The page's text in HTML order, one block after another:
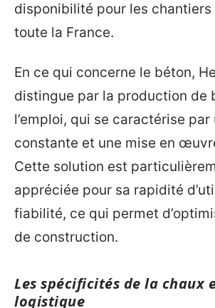
disponibilité pour les chantiers
toute la France.
En ce qui concerne le béton,
distingue par la production de
l’emploi, qui se caractérise
constante et une mise en
Cette solution est
appréciée pour sa rapidité
fiabilité, ce qui permet
de construction.
Les spécificités de la chaux
logistique